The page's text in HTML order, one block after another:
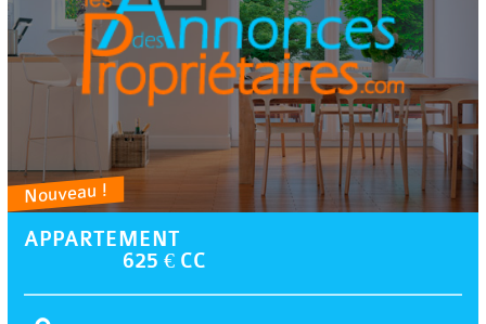
Nouveau !
APPARTEMENT
625 € CC